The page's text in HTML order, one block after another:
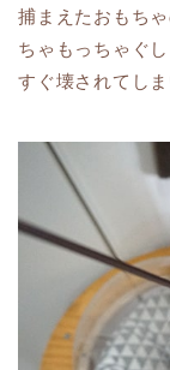
捕まえたおもち
ちゃもっちゃぐ
すぐ壊されてし